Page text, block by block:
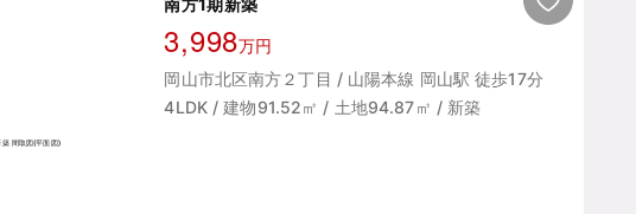
南方1期新築
3,998万円
岡山市北区南方２丁目 / 山陽本線 岡山駅 徒歩17分
4LDK / 建物91.52㎡ / 土地94.87㎡ / 新築